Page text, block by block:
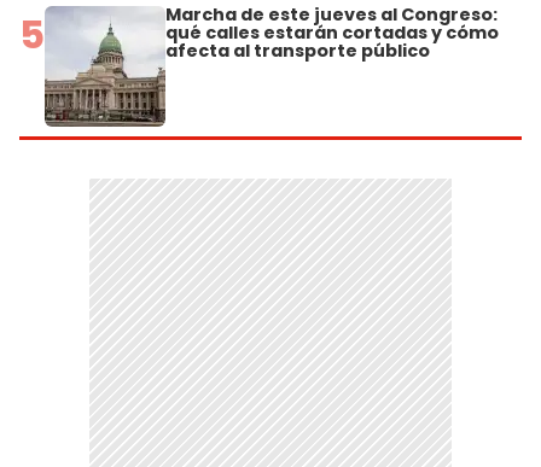
5 Marcha de este jueves al Congreso:
qué calles estarán cortadas y cómo
afecta al transporte público